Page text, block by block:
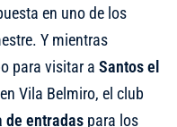
en uno de los
Y mientras
para visitar a Santos el
en Vila Belmiro, el club
de entradas para los